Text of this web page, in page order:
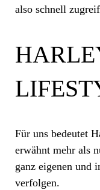
also schnell
Für uns bedeutet
erwähnt mehr als
ganz eigenen und
verfolgen.